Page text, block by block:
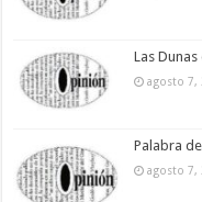
Las
agosto 7,
Palabra
agosto 7,